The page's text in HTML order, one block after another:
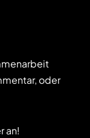
oder
an!